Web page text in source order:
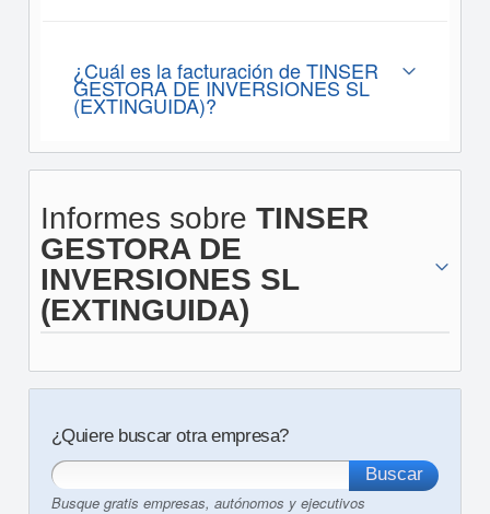
¿Cuál es la facturación de TINSER
GESTORA DE INVERSIONES SL
(EXTINGUIDA)?
Informes sobre TINSER
GESTORA DE
INVERSIONES SL
(EXTINGUIDA)
¿Quiere buscar otra empresa?
Busque gratis empresas, autónomos y ejecutivos